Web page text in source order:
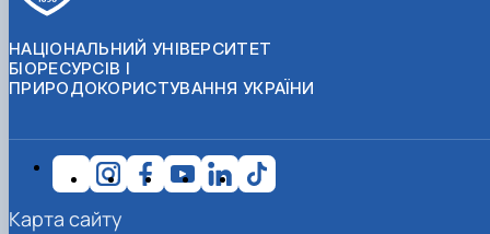
НАЦІОНАЛЬНИЙ УНІВЕРСИТЕТ
БІОРЕСУРСІВ І
ПРИРОДОКОРИСТУВАННЯ УКРАЇНИ
Карта сайту